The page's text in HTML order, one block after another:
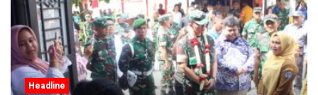
Headline